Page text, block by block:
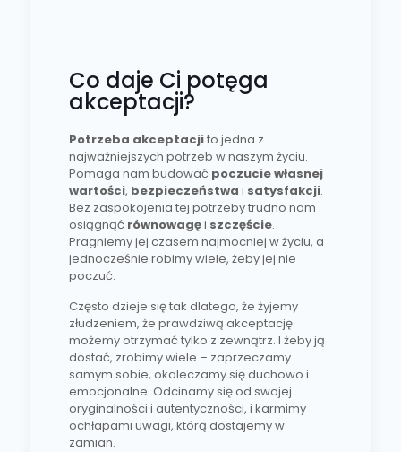
Co daje Ci potęga
akceptacji?
Potrzeba akceptacjito jedna z
najważniejszych potrzeb w naszym życiu.
Pomaga nam budować poczucie własnej
wartości, bezpieczeństwa i satysfakcji.
Bez zaspokojenia tej potrzeby trudno nam
osiągnąć równowagęi szczęście.
Pragniemy jej czasem najmocniej w życiu, a
jednocześnie robimy wiele, żeby jej nie
poczuć.
Często dzieje się tak dlatego, że żyjemy
złudzeniem, że prawdziwą akceptację
możemy otrzymać tylko z zewnątrz. I żeby ją
dostać, zrobimy wiele – zaprzeczamy
samym sobie, okaleczamy się duchowo i
emocjonalne. Odcinamy się od swojej
oryginalności i autentyczności, i karmimy
ochłapami uwagi, którą dostajemy w
zamian.